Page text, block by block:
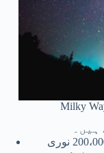
Milky
اس کا تخمینہ قطر تقریبا 100،000 سے 200،000 نوری